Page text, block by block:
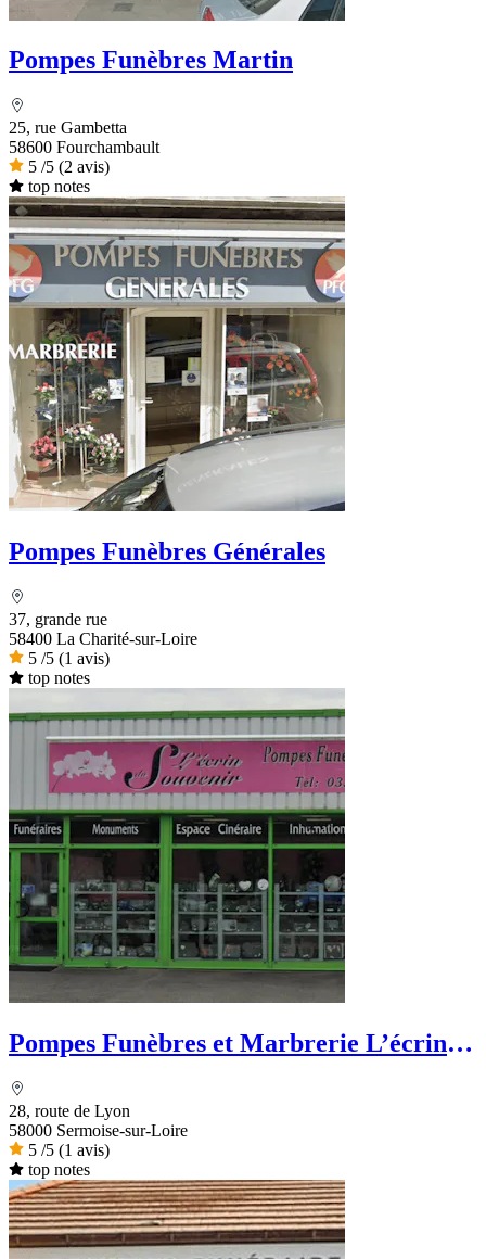
Pompes Funèbres Martin
25, rue Gambetta
58600 Fourchambault
5 /5 (2 avis)
top notes
Pompes Funèbres Générales
37, grande rue
58400 La Charité-sur-Loire
5 /5 (1 avis)
top notes
Pompes Funèbres et Marbrerie L’écrin
28, route de Lyon
58000 Sermoise-sur-Loire
5 /5 (1 avis)
top notes